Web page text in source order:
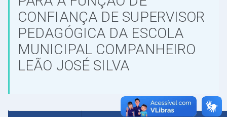
CONFIANÇA DE SUPERVISOR
PEDAGÓGICA DA ESCOLA
MUNICIPAL COMPANHEIRO
LEÃO JOSÉ SILVA